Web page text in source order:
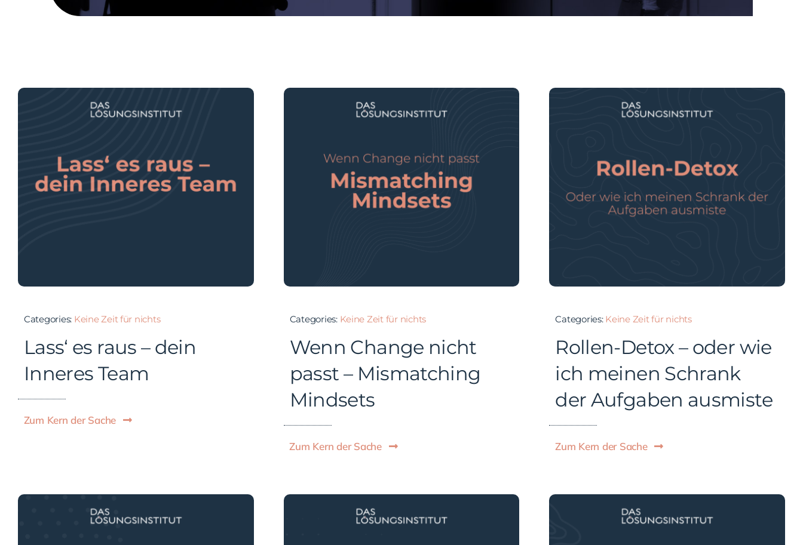
Categories: Keine Zeit für nichts
Lass‘ es raus – dein
Inneres Team
Zum Kern der Sache
Categories: Keine Zeit für nichts
Wenn Change nicht
passt – Mismatching
Mindsets
Zum Kern der Sache
Categories: Keine Zeit für nichts
Rollen-Detox – oder wie
ich meinen Schrank
der Aufgaben ausmiste
Zum Kern der Sache